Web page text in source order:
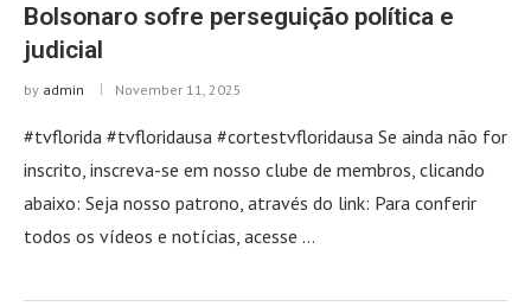
Bolsonaro sofre perseguição política e
judicial
by admin November 11, 2025
#tvflorida #tvfloridausa #cortestvfloridausa Se ainda não for
inscrito, inscreva-se em nosso clube de membros, clicando
abaixo: Seja nosso patrono, através do link: Para conferir
todos os vídeos e notícias, acesse …